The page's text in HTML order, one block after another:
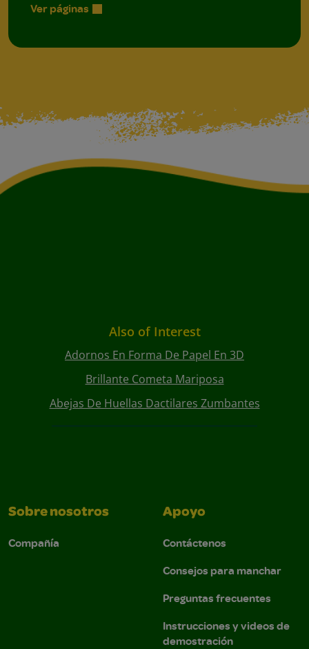
Ver páginas
Also of Interest
Adornos En Forma De Papel En 3D
Brillante Cometa Mariposa
Abejas De Huellas Dactilares Zumbantes
Sobre nosotros
Compañía
Apoyo
Contáctenos
Consejos para manchar
Preguntas frecuentes
Instrucciones y videos de
demostración